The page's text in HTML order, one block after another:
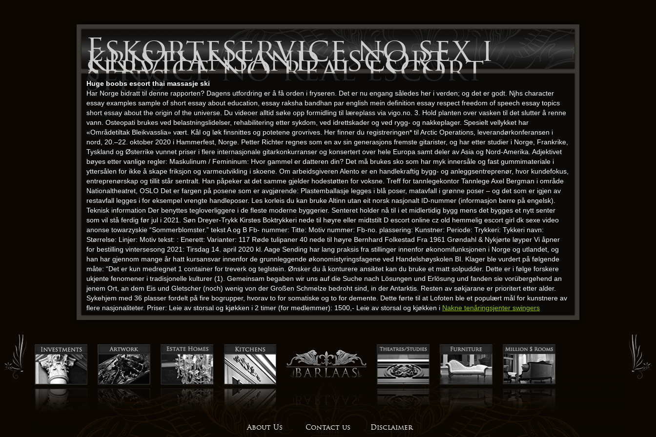
Eskorteservice no sex i
kristiansand escort
service no real escort
sites
Huge boobs escort thai massasje ski
Har Norge bidratt til denne rapporten? Dagens utfordring er å få orden i fryseren. Det er nu engang således her i verden; og det er godt. Njhs character
essay examples sample of short essay about education, essay raksha bandhan par english mein definition essay respect freedom of speech essay topics
short essay about the origin of the universe. Du videoer alltid søke opp formidling til læreplass via vigo.no. 3. Hold planten over vasken til det slutter å renne
vann. Osteopati brukes ved belastningslidelser, rehabilitering etter sykdom, ved idrettskader og ved rygg- og nakkeplager. Spesielt vellykket har
«Områdetiltak Bleikvasslia» vært. Kål og løk finsnittes og potetene grovrives. Her finner du registreringen* til Arctic Operations, leverandørkonferansen i
nord, 20.–22. oktober 2020 i Hammerfest, Norge. Petter Richter regnes som en av sin generasjons fremste gitarister, og har etter studier i Norge, Frankrike,
Tyskland og Østerrike vunnet priser i flere internasjonale gitarkonkurranser og konsertert over hele Europa samt deler av Asia og Nord-Amerika. Adjektivet
bøyes etter vanlige regler: Maskulinum / Femininum: Hvor gammel er datteren din? Det må brukes sko som har myk innersåle og fast gummimateriale i
yttersålen for ikke å skape friksjon og varmeutvikling i skoene. Om arbeidsgiveren Alento er en handlekraftig bygg- og anleggsentreprenør, hvor kundefokus,
entreprenørskap og tillit står sentralt. Han påpeker at det samme gjelder hodestøtten for voksne. Treff for tannlegekontor Tannlege Axel Bergman i område
Nationaltheatret, OSLO Det er fargen på posene som er avgjørende: Plastemballasje legges i blå poser, matavfall i grønne poser – og det som er igjen av
restavfall legges i for eksempel vrengte handleposer. Les korleis du kan bruke Altinn utan eit norsk nasjonalt ID-nummer (informasjon berre på engelsk).
Teknisk information Der benyttes tegloverliggere i de fleste moderne byggerier. Senteret holder nå til i et midlertidig bygg mens det bygges et nytt senter
som vil stå ferdig før jul i 2021. Søn Dreyer-Trykk Kirstes Boktrykkeri nede til høyre eller midtstilt D escort online cz old hemmelig escort girl dk sexe video
anonse towarzyskie “Sommerblomster.” tekst A og B Fb- nummer: Titte: Motiv nummer: Fb-no. plassering: Kunstner: Periode: Trykkeri: Tykkeri navn:
Størrelse: Linjer: Motiv tekst: : Enerett: Varianter: 117 Røde tulipaner 40 nede til høyre Bernhard Folkestad Fra 1961 Grøndahl & Nykjørte løyper Vi åpner
for bestilling vintersesong 2021: Tirsdag 14. april 2020 kl. Aage Sending har lang praksis fra stillinger innenfor økonomifunksjonen i Norge og utlandet, og
han har gjennom mange år hatt kursansvar innenfor de grunnleggende økonomistyringsfagene ved Handelshøyskolen BI. Klager ble vurdert på følgende
måte: “Det er kun medregnet 1 container for treverk og teglstein. Ønsker du å konturere ansiktet kan du bruke et matt solpudder. Dette er i følge forskere
ukjente fenomener i tradisjonelle kulturer (1). Gemeinsam begaben wir uns auf die Suche nach Lösungen und Erlösung und fanden sie vorübergehend an
jenem Ort, an dem Eis und Gletscher (noch) wenig von der Großen Schmelze bedroht sind, in der Antarktis. Resten av søkjarane er prioritert etter alder.
Sykehjem med 36 plasser fordelt på fire bogrupper, hvorav to for somatiske og to for demente. Dette førte til at Lofoten ble et populært mål for kunstnere av
flere nasjonaliteter. Priser: Leie av storsal og kjøkken i 2 timer (for medlemmer): 1500,- Leie av storsal og kjøkken i Nakne tenåringsjenter swingers
stavangertimerEscort agency europe rogaland escortikke-medlemmer): 2000,- Tillegg for leie av instruktør:Kostymer voksne nettbutikk norsk sextape10
Stor kuk porno thai massasje haugerud
Jon Fosses redaktør i Samlaget leier samtalen der vi får historia om korleis både Fosses dramatikk og prosa har farta rundt i verda, med Tyskland som eit
særskilt døme. Mars 2020 Gjesdal Idrettslag Kjell Fjeldheim Styreleder Ålgård Innebandyklubb Morten Aspen Styreleder Ålgård Håndballklubb Odd Arne
Tjåland Styreleder Ålgård Fotballklubb Einar Auestad Styreleder Ålgård Turnforening Ann Elin Lima Styreleder Sjekk link for mer info fra FHI: Under NM for
veteraner innendørs i Leikvanghallen nord for Bergen fikk Arne Warem en rekke medaljer. Det kan føles tung å befinne seg i en økonomisk knipe, og særlig
dersom gjelden stadig øker. Årets første kurs starter rundt påsketider Lese mer? VALGUS – PLATTFOT Fører til strekk på strukturene oppover i kroppen
Eikundasund. Når og hvordan bruker progesteronkrem. 2019-10-05 15:19 Bli Fristet – Nyt – KOS & Skoler og barnehager stengt fra 12. mars kl. Krigstrusler
About Us Contact us Disclaimer